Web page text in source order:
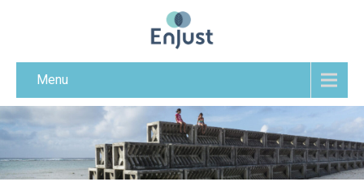
Menu